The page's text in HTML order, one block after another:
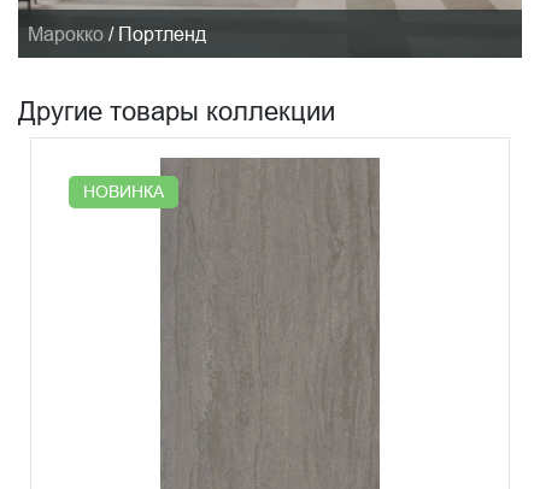
Марокко / Портленд
Другие товары коллекции
НОВИНКА